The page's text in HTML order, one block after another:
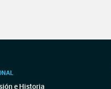
e Historia